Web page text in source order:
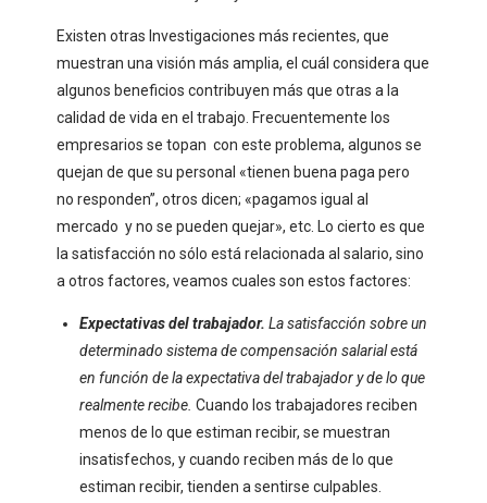
Existen otras Investigaciones más recientes, que
muestran una visión más amplia, el cuál considera que
algunos beneficios contribuyen más que otras a la
calidad de vida en el trabajo. Frecuentemente los
empresarios se topan con este problema, algunos se
quejan de que su personal «tienen buena paga pero
no responden”, otros dicen; «pagamos igual al
mercado y no se pueden quejar», etc. Lo cierto es que
la satisfacción no sólo está relacionada al salario, sino
a otros factores, veamos cuales son estos factores:
Expectativas del trabajador. La satisfacción sobre un
determinado sistema de compensación salarial está
en función de la expectativa del trabajador y de lo que
realmente recibe. Cuando los trabajadores reciben
menos de lo que estiman recibir, se muestran
insatisfechos, y cuando reciben más de lo que
estiman recibir, tienden a sentirse culpables.